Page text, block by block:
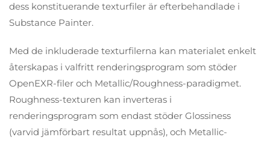
dess konstituerande texturfiler är efterbehandlade i
Substance Painter.
Med de inkluderade texturfilerna kan materialet enkelt
återskapas i valfritt renderingsprogram som stöder
OpenEXR-filer och Metallic/Roughness-paradigmet.
Roughness-texturen kan inverteras i
renderingsprogram som endast stöder Glossiness
(varvid jämförbart resultat uppnås), och Metallic-